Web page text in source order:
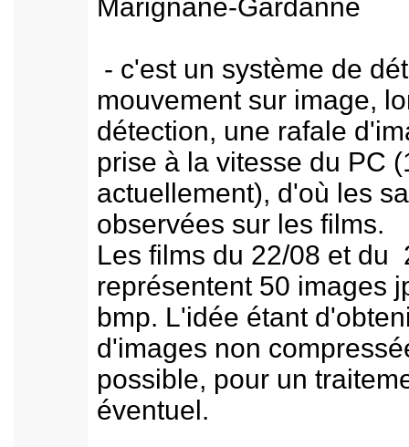
Marignane-Gardanne
- c'est un système de
mouvement sur image,
détection, une rafale
prise à la vitesse du PC
actuellement), d'où les
observées sur les films.
Les films du 22/08 et du
représentent 50 images
bmp. L'idée étant
d'images non
possible, pour un
éventuel.